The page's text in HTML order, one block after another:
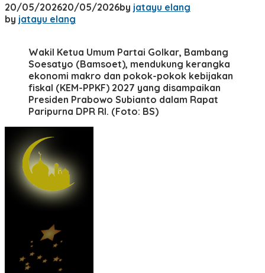
20/05/202620/05/2026by jatayu elang
by jatayu elang
Wakil Ketua Umum Partai Golkar, Bambang
Soesatyo (Bamsoet), mendukung kerangka
ekonomi makro dan pokok-pokok kebijakan
fiskal (KEM-PPKF) 2027 yang disampaikan
Presiden Prabowo Subianto dalam Rapat
Paripurna DPR RI. (Foto: BS)